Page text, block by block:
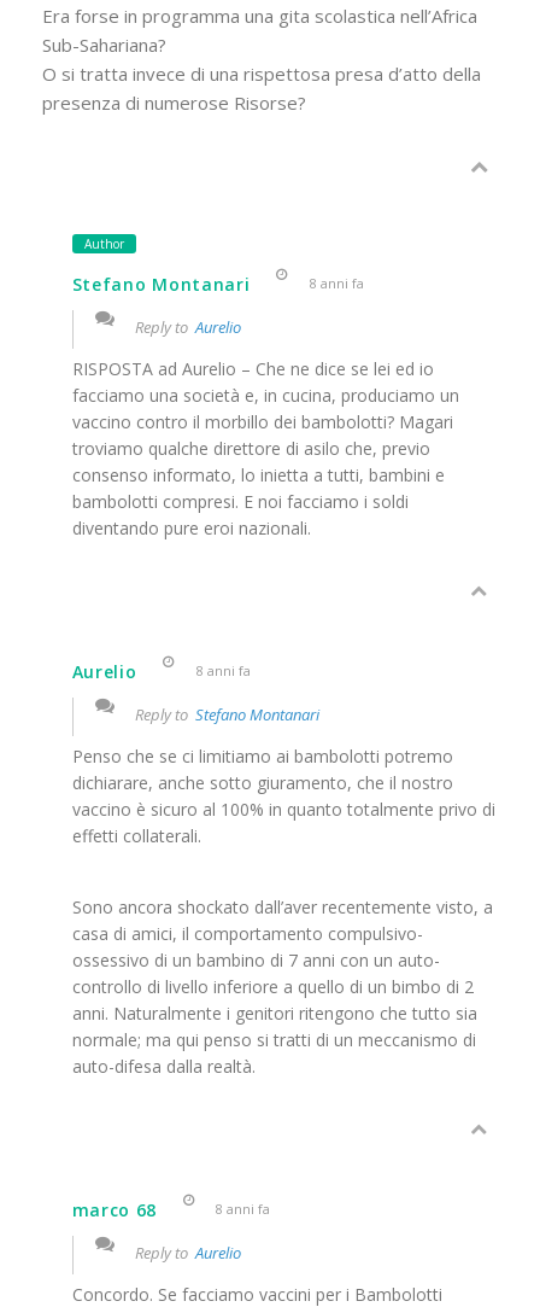
Era forse in programma una gita scolastica nell’Africa
Sub-Sahariana?
O si tratta invece di una rispettosa presa d’atto della
presenza di numerose Risorse?
Author
Stefano Montanari 8 anni fa
Reply toAurelio
RISPOSTA ad Aurelio – Che ne dice se lei ed io
facciamo una società e, in cucina, produciamo un
vaccino contro il morbillo dei bambolotti? Magari
troviamo qualche direttore di asilo che, previo
consenso informato, lo inietta a tutti, bambini e
bambolotti compresi. E noi facciamo i soldi
diventando pure eroi nazionali.
Aurelio 8 anni fa
Reply to Stefano Montanari
Penso che se ci limitiamo ai bambolotti potremo
dichiarare, anche sotto giuramento, che il nostro
vaccino è sicuro al 100% in quanto totalmente privo di
effetti collaterali.
Sono ancora shockato dall’aver recentemente visto, a
casa di amici, il comportamento compulsivo-
ossessivo di un bambino di 7 anni con un auto-
controllo di livello inferiore a quello di un bimbo di 2
anni. Naturalmente i genitori ritengono che tutto sia
normale; ma qui penso si tratti di un meccanismo di
auto-difesa dalla realtà.
marco 68 8 anni fa
Reply toAurelio
Concordo. Se facciamo vaccini per i Bambolotti